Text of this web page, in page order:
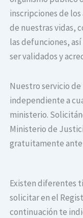
inscripciones de
de nuestras vidas,
las defunciones,
ser validados y
Nuestro servicio
independiente a
ministerio.
Ministerio de
gratuitamente ante
Existen diferentes
solicitar en el
continuación te